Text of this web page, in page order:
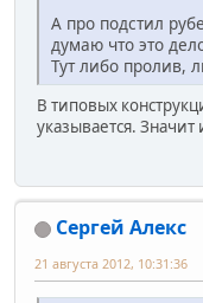
А про подстил
думаю что это
Тут либо пролив,
В типовых
указывается.
Сергей Алекс
21 августа 2012, 10:31:36